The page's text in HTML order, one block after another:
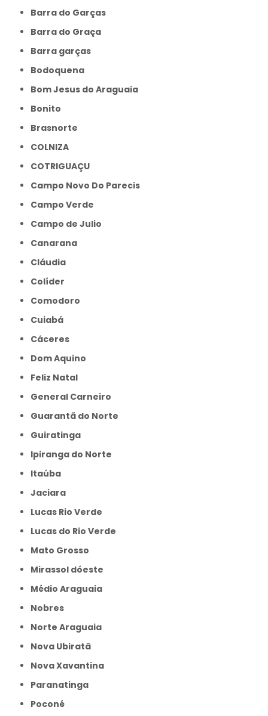
Barra do Garças
Barra do Graça
Barra garças
Bodoquena
Bom Jesus do Araguaia
Bonito
Brasnorte
COLNIZA
COTRIGUAÇU
Campo Novo Do Parecis
Campo Verde
Campo de Julio
Canarana
Cláudia
Colíder
Comodoro
Cuiabá
Cáceres
Dom Aquino
Feliz Natal
General Carneiro
Guarantã do Norte
Guiratinga
Ipiranga do Norte
Itaúba
Jaciara
Lucas Rio Verde
Lucas do Rio Verde
Mato Grosso
Mirassol dóeste
Médio Araguaia
Nobres
Norte Araguaia
Nova Ubiratã
Nova Xavantina
Paranatinga
Poconé